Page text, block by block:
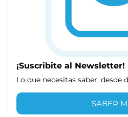
¡Suscribite al Newsletter!
Lo que necesitas saber, desde
SABER